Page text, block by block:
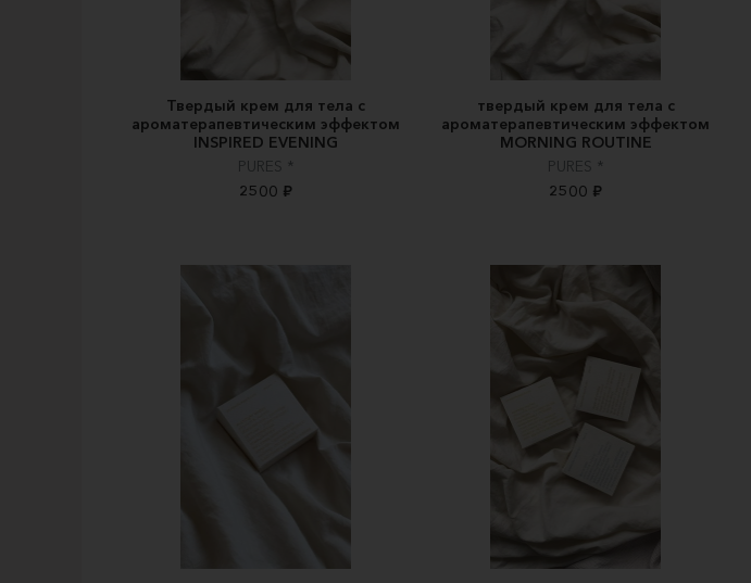
Твердый крем для тела с
ароматерапевтическим эффектом
INSPIRED EVENING
PURES *
2500 ₽
твердый крем для тела с
ароматерапевтическим эффектом
MORNING ROUTINE
PURES *
2500 ₽